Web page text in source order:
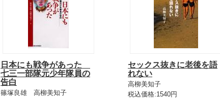
日本にも戦争があった
七三一部隊元少年隊員の
告白
篠塚良雄 高柳美知子
セックス抜きに老後を語
れない
高柳美知子
税込価格:1540円